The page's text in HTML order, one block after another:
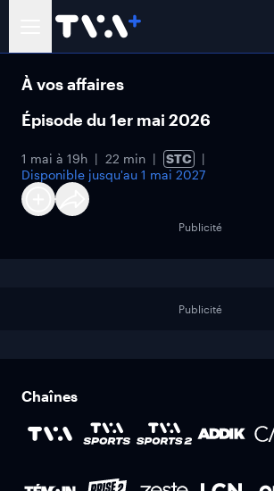
À vos affaires
Épisode du 1er mai 2026
1 mai à 19h 22 min
STC
Disponible jusqu'au 1 mai 2027
Publicité
Publicité
Chaînes